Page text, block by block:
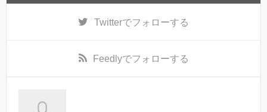
Twitterでフォローする
Feedlyでフォローする